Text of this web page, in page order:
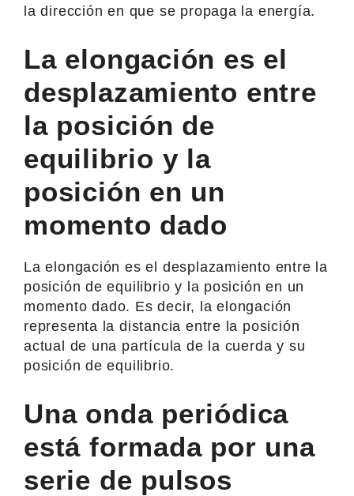
la dirección en que se propaga la energía.
La elongación es el
desplazamiento entre
la posición de
equilibrio y la
posición en un
momento dado
La elongación es el desplazamiento entre la
posición de equilibrio y la posición en un
momento dado. Es decir, la elongación
representa la distancia entre la posición
actual de una partícula de la cuerda y su
posición de equilibrio.
Una onda periódica
está formada por una
serie de pulsos